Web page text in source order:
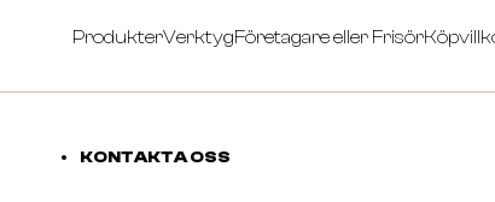
ProdukterVerktygFöretagare eller Frisör
KONTAKTA OSS